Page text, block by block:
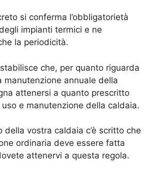
si conferma l’obbligatorietà
impianti termici e ne
la periodicità.
che, per quanto riguarda
manutenzione annuale della
attenersi a quanto prescritto
e manutenzione della caldaia.
della vostra caldaia c’è scritto che
ordinaria deve essere fatta
attenervi a questa regola.